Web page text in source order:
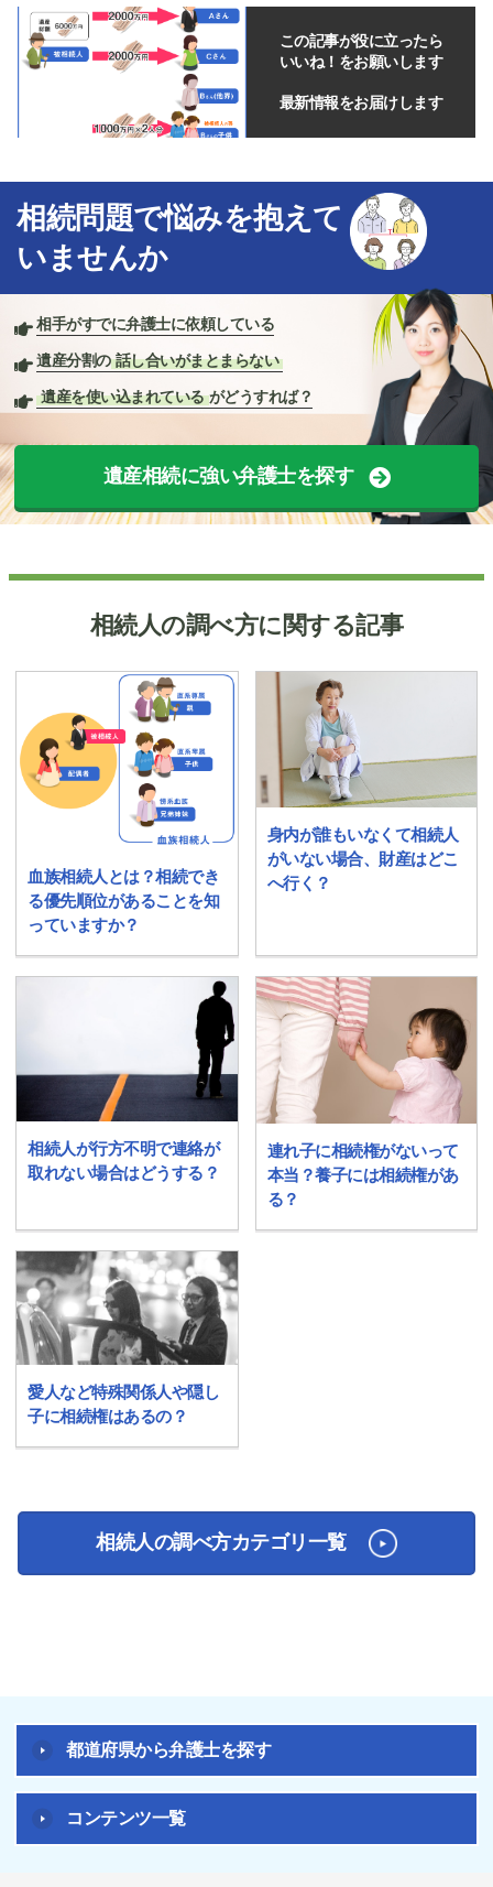
この記事が役に立ったら
いいね！をお願いします
最新情報をお届けします
相続問題で悩みを抱えて
いませんか
相手がすでに弁護士に依頼している
遺産分割の 話し合いがまとまらない
遺産を使い込まれている がどうすれば？
遺産相続に強い弁護士を探す
相続人の調べ方に関する記事
血族相続人とは？相続でき
る優先順位があることを知
っていますか？
身内が誰もいなくて相続人
がいない場合、財産はどこ
へ行く？
相続人が行方不明で連絡が
取れない場合はどうする？
連れ子に相続権がないって
本当？養子には相続権があ
る？
愛人など特殊関係人や隠し
子に相続権はあるの？
相続人の調べ方カテゴリ一覧
都道府県から弁護士を探す
コンテンツ一覧